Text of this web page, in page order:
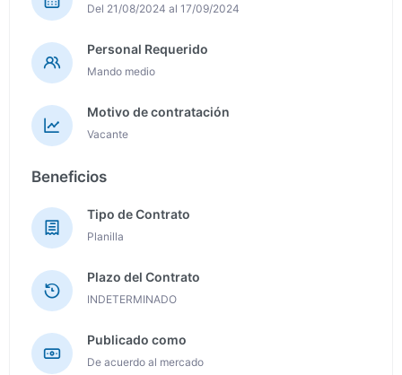
Del 21/08/2024 al 17/09/2024
Personal Requerido
Mando medio
Motivo de contratación
Vacante
Beneficios
Tipo de Contrato
Planilla
Plazo del Contrato
INDETERMINADO
Publicado como
De acuerdo al mercado